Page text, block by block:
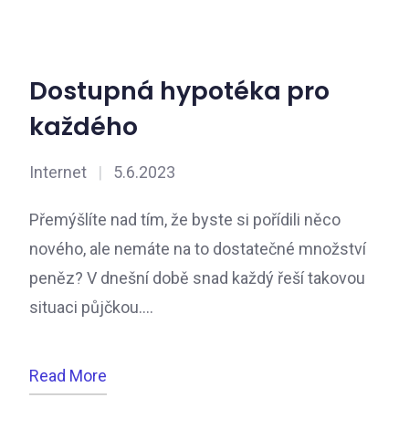
Dostupná hypotéka pro
každého
Internet | 5.6.2023
Přemýšlíte nad tím, že byste si pořídili něco
nového, ale nemáte na to dostatečné množství
peněz? V dnešní době snad každý řeší takovou
situaci půjčkou.…
Read More